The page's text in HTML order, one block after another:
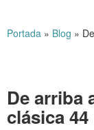
Portada » Blog »
De arriba
clásica 44